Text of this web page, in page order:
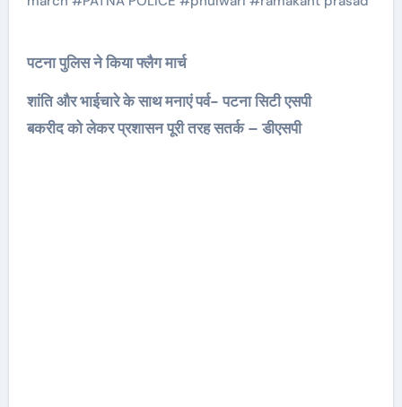
पटना पुलिस ने किया फ्लैग मार्च
शांति और भाईचारे के साथ मनाएं पर्व- पटना सिटी एसपी
बकरीद को लेकर प्रशासन पूरी तरह सतर्क – डीएसपी